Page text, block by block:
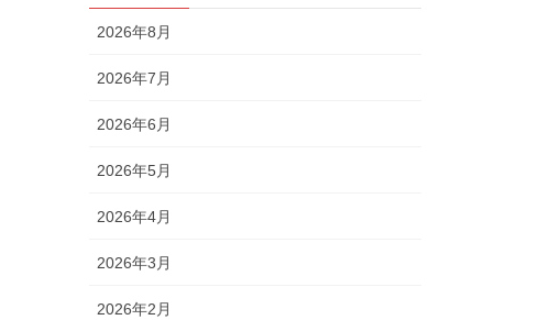
2026年8月
2026年7月
2026年6月
2026年5月
2026年4月
2026年3月
2026年2月